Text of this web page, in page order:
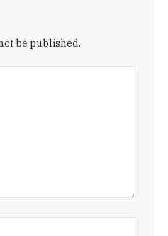
be published.